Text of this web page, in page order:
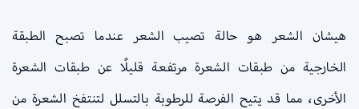
هيشان الشعر هو حالة تصيب الشعر عندما تصبح الطبقة
الخارجية من طبقات الشعرة مرتفعة قليلًا عن طبقات الشعرة
الأخرى، مما قد يتيح الفرصة للرطوبة بالتسلل لتنتفخ الشعرة من